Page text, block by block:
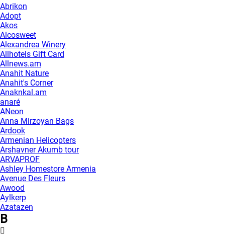
Abrikon
Adopt
Akos
Alcosweet
Alexandrea Winery
Allhotels Gift Card
Allnews.am
Anahit Nature
Anahit's Corner
Anaknkal.am
anaré
ANeon
Anna Mirzoyan Bags
Ardook
Armenian Helicopters
Arshavner Akumb tour
ARVAPROF
Ashley Homestore Armenia
Avenue Des Fleurs
Awood
Aylkerp
Azatazen
B